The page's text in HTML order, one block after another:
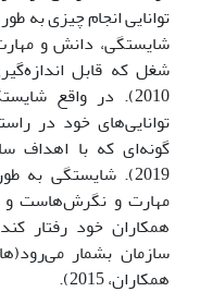
توانایی انجام چیزی به
شایستگی، دانش و
شغل که قابل
2010). در واقع
توانایی‌های خود در
گونه‌ای که با اهداف
2019). شایستگی
مهارت و نگرش‌هاست و
همکاران خود رفتار
سازمان بشمار
همکاران، 2015).